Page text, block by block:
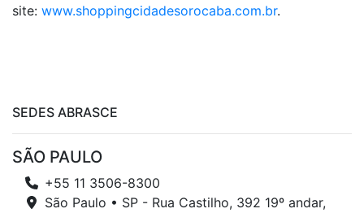
site: www.shoppingcidadesorocaba.com.br.
SEDES ABRASCE
SÃO PAULO
+55 11 3506-8300
São Paulo • SP - Rua Castilho, 392 19º andar,